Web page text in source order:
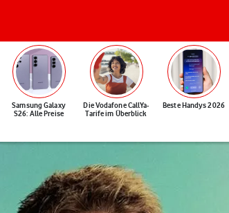
Samsung Galaxy
S26: Alle Preise
Die Vodafone CallYa-
Tarife im Überblick
Beste Handys 2026